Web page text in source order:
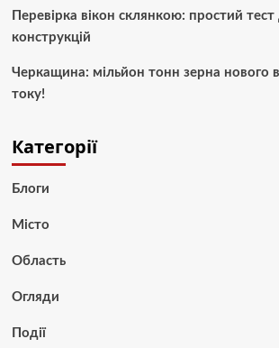
Перевірка вікон склянкою: простий
конструкцій
Черкащина: мільйон тонн зерна нового
току!
Категорії
Блоги
Місто
Область
Огляди
Події